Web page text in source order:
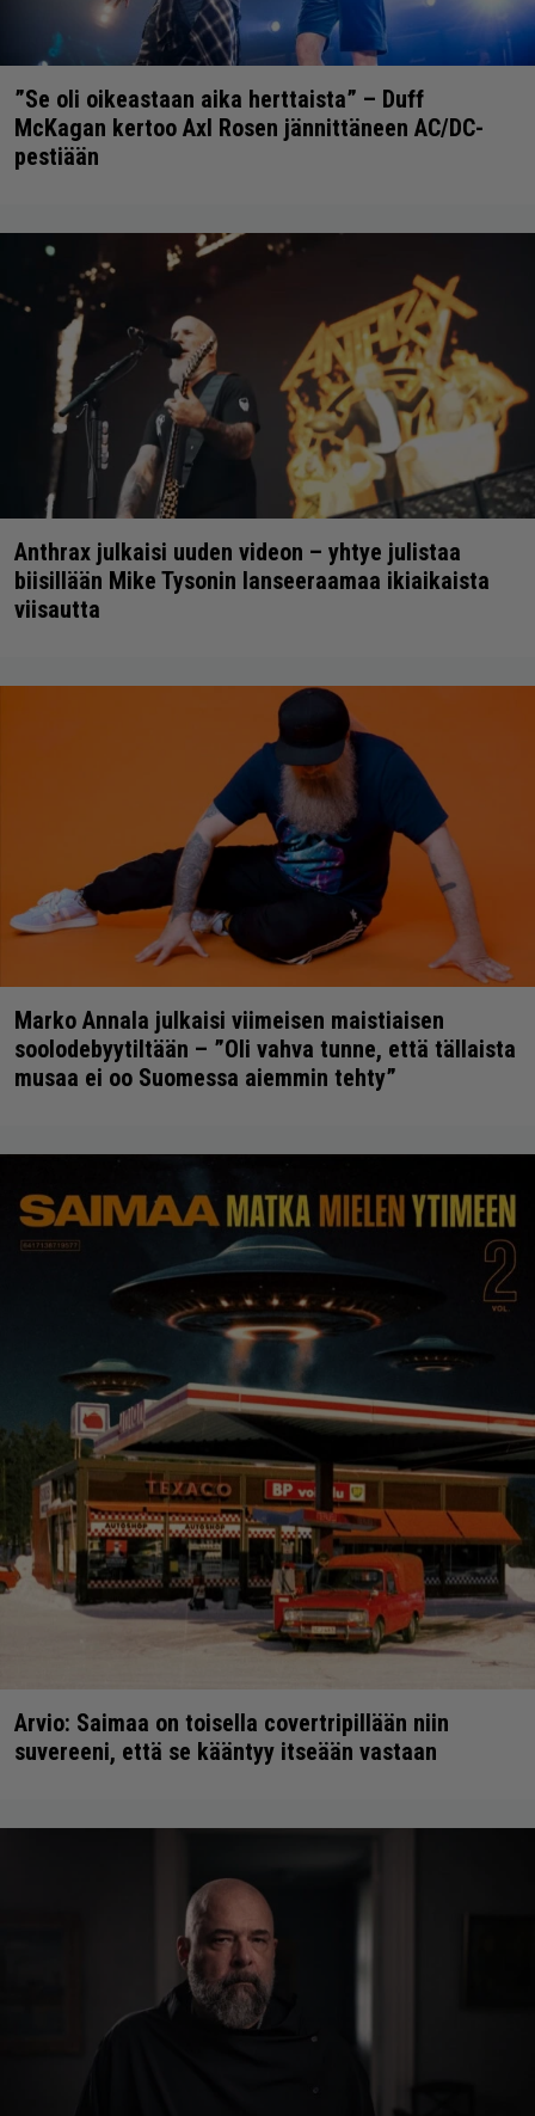
”Se oli oikeastaan aika herttaista” – Duff
McKagan kertoo Axl Rosen jännittäneen AC/DC-
pestiään
Anthrax julkaisi uuden videon – yhtye julistaa
biisillään Mike Tysonin lanseeraamaa ikiaikaista
viisautta
Marko Annala julkaisi viimeisen maistiaisen
soolodebyytiltään – ”Oli vahva tunne, että tällaista
musaa ei oo Suomessa aiemmin tehty”
Arvio: Saimaa on toisella covertripillään niin
suvereeni, että se kääntyy itseään vastaan